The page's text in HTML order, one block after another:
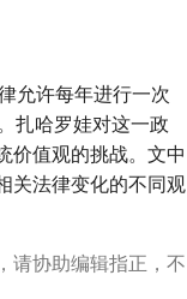
允许每年进行一次
扎哈罗娃对这一政
价值观的挑战。文中
关法律变化的不同观
请协助编辑指正，不